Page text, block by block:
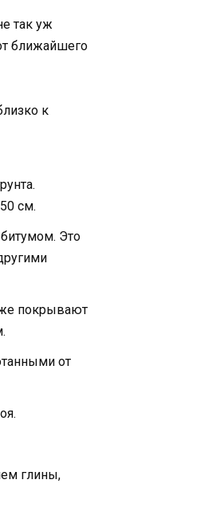
так уж
ближайшего
к
см.
Это
покрывают
от
глины,